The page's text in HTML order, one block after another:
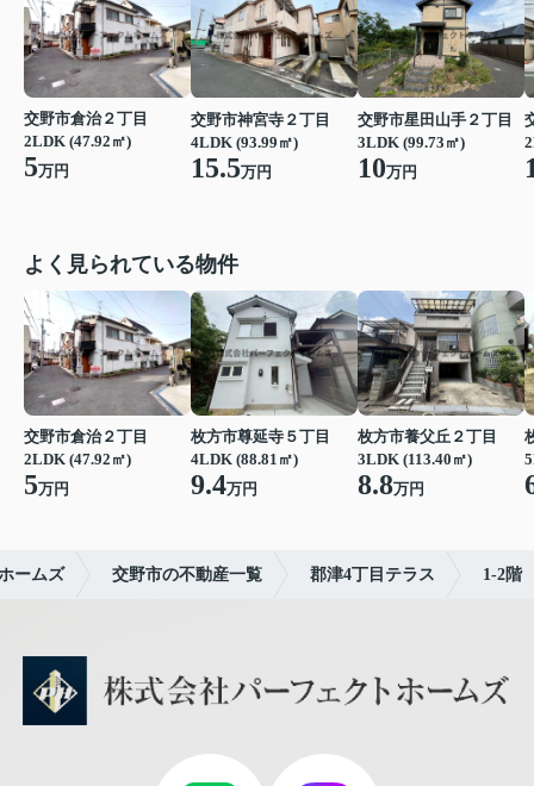
交野市倉治２丁目
2LDK (47.92㎡)
5万円
交野市神宮寺２丁目
4LDK (93.99㎡)
15.5万円
交野市星田山手２丁目
3LDK (99.73㎡)
10万円
よく見られている物件
交野市倉治２丁目
2LDK (47.92㎡)
5万円
枚方市尊延寺５丁目
4LDK (88.81㎡)
9.4万円
枚方市養父丘２丁目
3LDK (113.40㎡)
8.8万円
ームズ 交野市の不動産一覧 郡津4丁目テラス 1-2階